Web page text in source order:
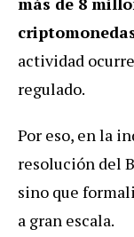
actividad
regulado.
Por eso, en la
resolución del
sino que
a gran escala.